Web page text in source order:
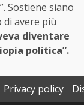
Sostiene siano
di avere più
diventare
politica”.
Privacy policy